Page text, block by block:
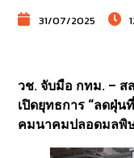
31/07/2025
วช. จับมือ กทม. – ส
เปิดยุทธการ “ลดฝุ่น
คมนาคมปลอดมลพิ